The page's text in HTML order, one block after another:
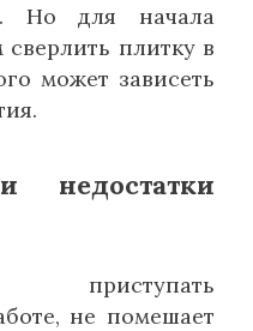
Но для начала
сверлить плитку в
может зависеть
недостатки
не помешает